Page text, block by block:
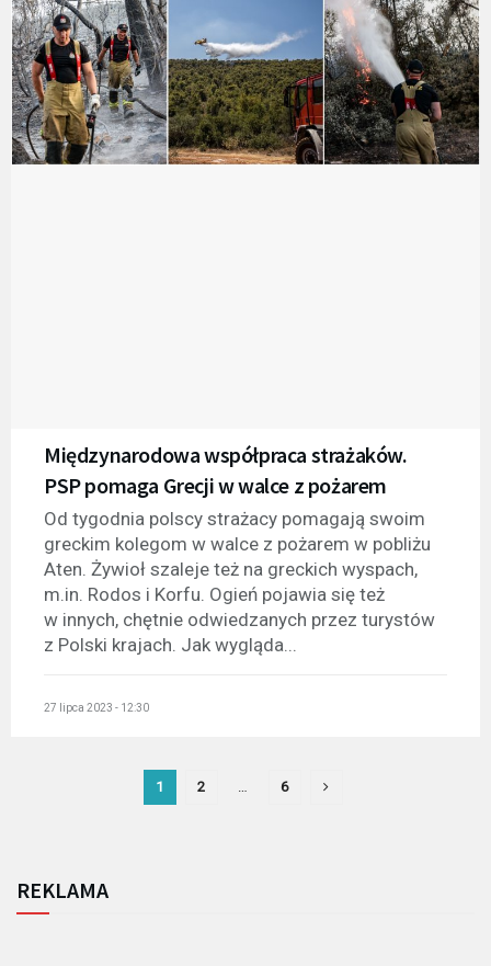
Międzynarodowa współpraca strażaków.
PSP pomaga Grecji w walce z pożarem
Od tygodnia polscy strażacy pomagają swoim
greckim kolegom w walce z pożarem w pobliżu
Aten. Żywioł szaleje też na greckich wyspach,
m.in. Rodos i Korfu. Ogień pojawia się też
w innych, chętnie odwiedzanych przez turystów
z Polski krajach. Jak wygląda...
27 lipca 2023 - 12:30
1 2 6
REKLAMA